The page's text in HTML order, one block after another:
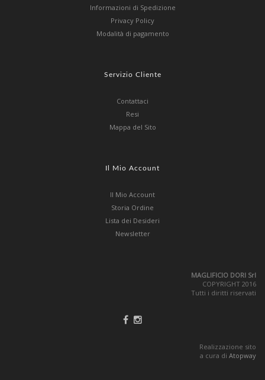
Informazioni di Spedizione
Privacy Policy
Modalità di pagamento
Servizio Cliente
Contattaci
Resi
Mappa del Sito
Il Mio Account
Il Mio Account
Storia Ordine
Lista dei Desideri
Newsletter
MAGLIFICIO DORI Srl
COPYRIGHT 2016
Tutti i diritti riservati
Realizzazione sito
a cura di Atopway